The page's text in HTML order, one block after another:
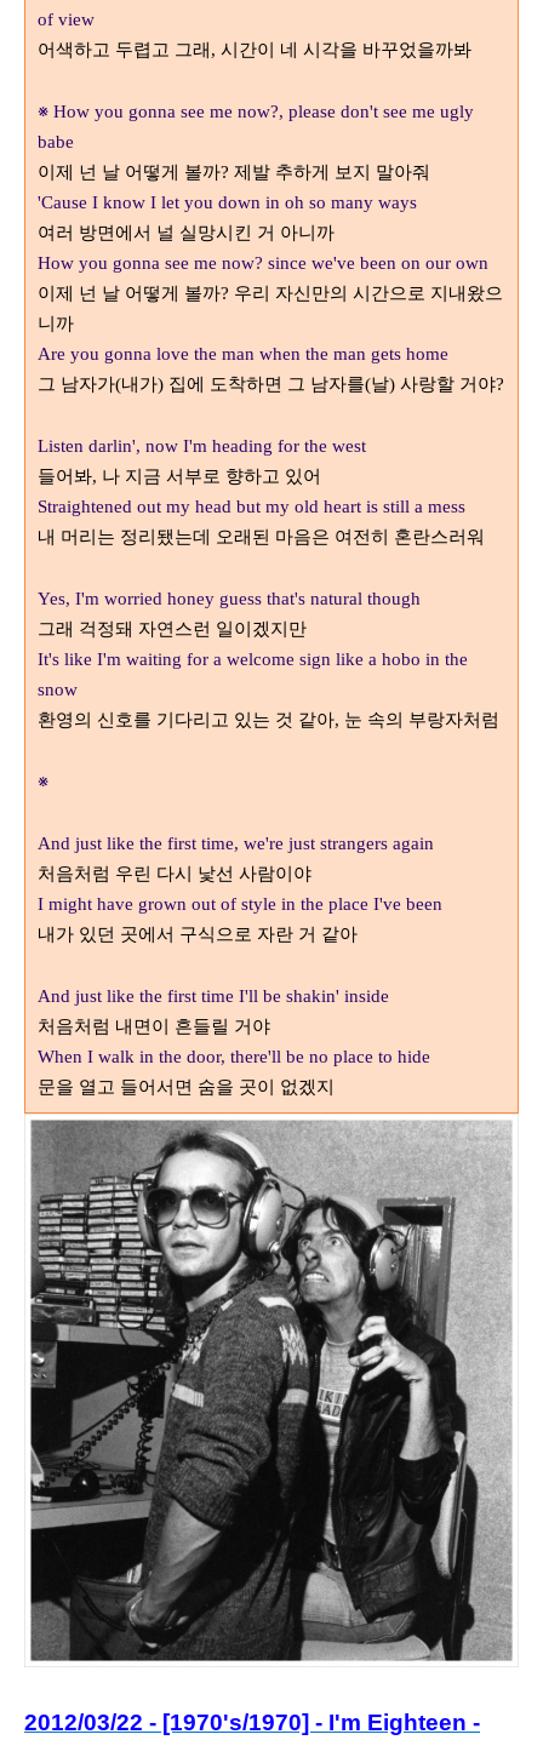
of view
어색하고 두렵고 그래, 시간이 네 시각을 바꾸었을까봐
※ How you gonna see me now?, please don't see me ugly
babe
이제 넌 날 어떻게 볼까? 제발 추하게 보지 말아줘
'Cause I know I let you down in oh so many ways
여러 방면에서 널 실망시킨 거 아니까
How you gonna see me now? since we've been on our own
이제 넌 날 어떻게 볼까? 우리 자신만의 시간으로 지내왔으
니까
Are you gonna love the man when the man gets home
그 남자가(내가) 집에 도착하면 그 남자를(날) 사랑할 거야?
Listen darlin', now I'm heading for the west
들어봐, 나 지금 서부로 향하고 있어
Straightened out my head but my old heart is still a mess
내 머리는 정리됐는데 오래된 마음은 여전히 혼란스러워
Yes, I'm worried honey guess that's natural though
그래 걱정돼 자연스런 일이겠지만
It's like I'm waiting for a welcome sign like a hobo in the
snow
환영의 신호를 기다리고 있는 것 같아, 눈 속의 부랑자처럼
※
And just like the first time, we're just strangers again
처음처럼 우린 다시 낯선 사람이야
I might have grown out of style in the place I've been
내가 있던 곳에서 구식으로 자란 거 같아
And just like the first time I'll be shakin' inside
처음처럼 내면이 흔들릴 거야
When I walk in the door, there'll be no place to hide
문을 열고 들어서면 숨을 곳이 없겠지
2012/03/22 - [1970's/1970] - I'm Eighteen -